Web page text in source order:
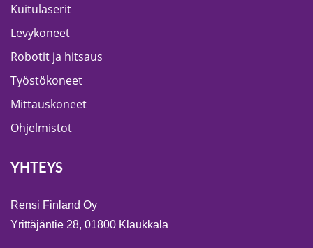
Kuitulaserit
Levykoneet
Robotit ja hitsaus
Työstökoneet
Mittauskoneet
Ohjelmistot
YHTEYS
Rensi Finland Oy
Yrittäjäntie 28, 01800 Klaukkala